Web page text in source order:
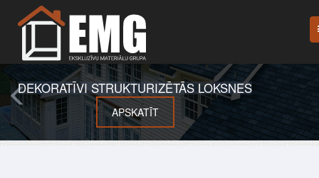
DEKORATĪVI STRUKTURIZĒTĀS LOKSNES
APSKATĪT